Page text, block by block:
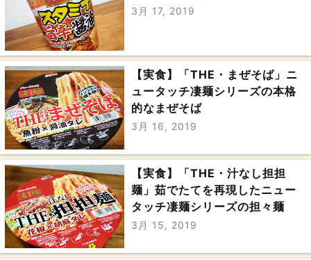
3月 17, 2019
【実食】「THE・まぜそば」ニ
ュータッチ凄麺シリーズの本格
的なまぜそば
3月 16, 2019
【実食】「THE・汁なし担担
麺」茹でたてを再現したニュー
タッチ凄麺シリーズの担々麺
3月 15, 2019